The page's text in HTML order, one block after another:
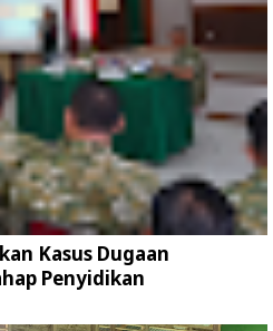
Kasus Dugaan
Penyidikan